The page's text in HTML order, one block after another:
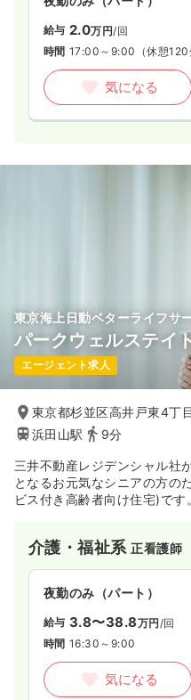
給与 2.0万円/回
時間 17:00～9:00 （休憩120
気になる
東京海上日動ベターライフサ
パークウェルステイ
エージェント求人
東京都杉並区高井戸東4丁
浜田山駅
9分
三井不動産レジデンシャル社
となるお元気なシニアの方の
ビス付き高齢者向け住宅)で
図っております。その中でも
全国で10施設以上の有料老人
動ベターライフサービス株式
居者さまお一人おひとりのニ
にホスピタリティあふれるサ
介護・福祉系正看護師
夜勤のみ（パート）
給与 3.8〜38.8万円 /回
時間 16:30～9:00
気になる